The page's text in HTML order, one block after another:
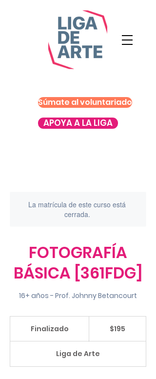
Súmate al voluntariado
APOYA A LA LIGA
La matrícula de este curso está
cerrada.
FOTOGRAFÍA
BÁSICA [361FDG]
16+ años - Prof. Johnny Betancourt
Finalizado
a
l
estadounidenses
$195
Liga de Arte